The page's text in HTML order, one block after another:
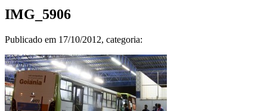
IMG_5906
Publicado em 17/10/2012, categoria: